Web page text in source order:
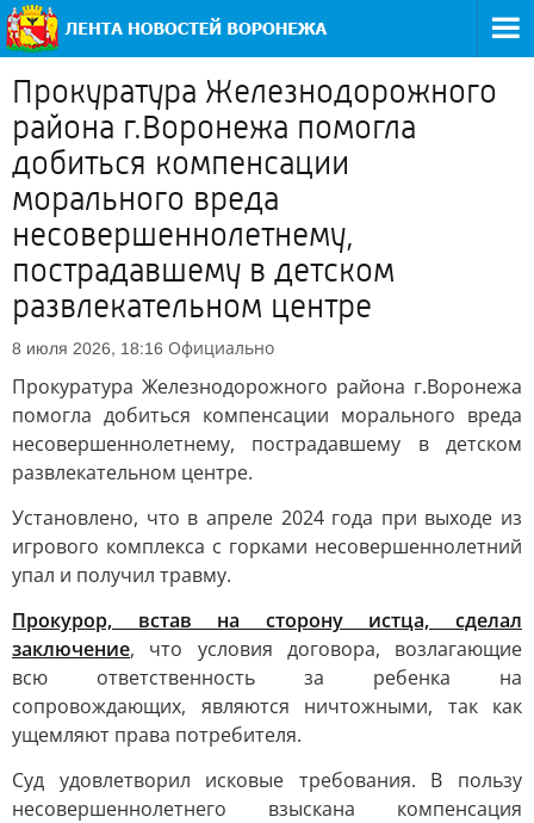
Прокуратура Железнодорожного
района г.Воронежа помогла
добиться компенсации
морального вреда
несовершеннолетнему,
пострадавшему в детском
развлекательном центре
8 июля 2026, 18:16 Официально
Прокуратура Железнодорожного района г.Воронежа
помогла добиться компенсации морального вреда
несовершеннолетнему, пострадавшему в детском
развлекательном центре.
Установлено, что в апреле 2024 года при выходе из
игрового комплекса с горками несовершеннолетний
упал и получил травму.
Прокурор, встав на сторону истца, сделал
заключение, что условия договора, возлагающие
всю ответственность за ребенка на
сопровождающих, являются ничтожными, так как
ущемляют права потребителя.
Суд удовлетворил исковые требования. В пользу
несовершеннолетнего взыскана компенсация